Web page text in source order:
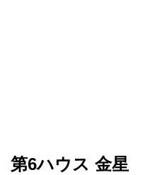
第6ハウス 金星